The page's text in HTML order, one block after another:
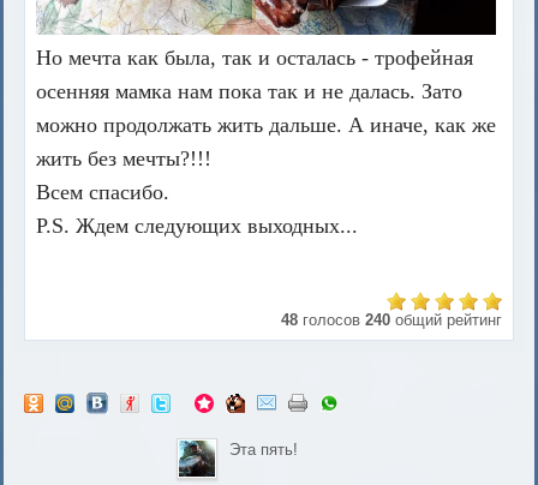
Но мечта как была, так и осталась - трофейная
осенняя мамка нам пока так и не далась. Зато
можно продолжать жить дальше. А иначе, как же
жить без мечты?!!!
Всем спасибо.
P.S. Ждем следующих выходных...
48 голосов 240 общий рейтинг
Эта пять!